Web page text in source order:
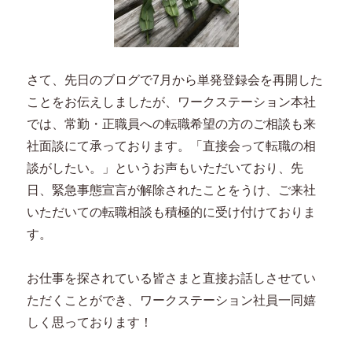
さて、先日のブログで7月から単発登録会を再開した
ことをお伝えしましたが、ワークステーション本社
では、常勤・正職員への転職希望の方のご相談も来
社面談にて承っております。「直接会って転職の相
談がしたい。」というお声もいただいており、先
日、緊急事態宣言が解除されたことをうけ、ご来社
いただいての転職相談も積極的に受け付けておりま
す。
お仕事を探されている皆さまと直接お話しさせてい
ただくことができ、ワークステーション社員一同嬉
しく思っております！